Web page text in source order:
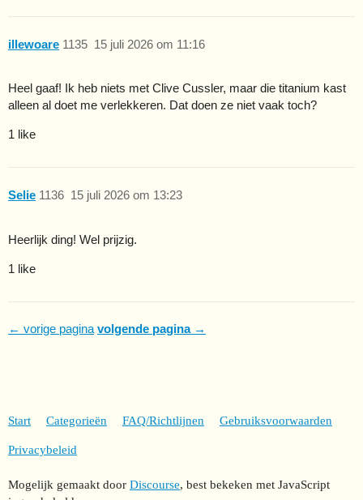
illewoare 15 juli 2026 om 11:16
1135
Heel gaaf! Ik heb niets met Clive Cussler, maar die titanium kast
alleen al doet me verlekkeren. Dat doen ze niet vaak toch?
1 like
Selie 15 juli 2026 om 13:23
1136
Heerlijk ding! Wel prijzig.
1 like
← vorige pagina volgende pagina →
Start Categorieën FAQ/Richtlijnen Gebruiksvoorwaarden
Privacybeleid
Mogelijk gemaakt door Discourse, best bekeken met JavaScript